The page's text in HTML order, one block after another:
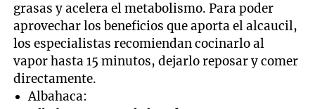
grasas y acelera el metabolismo. Para poder
aprovechar los beneficios que aporta el alcaucil,
los especialistas recomiendan cocinarlo al
vapor hasta 15 minutos, dejarlo reposar y comer
directamente.
Albahaca: